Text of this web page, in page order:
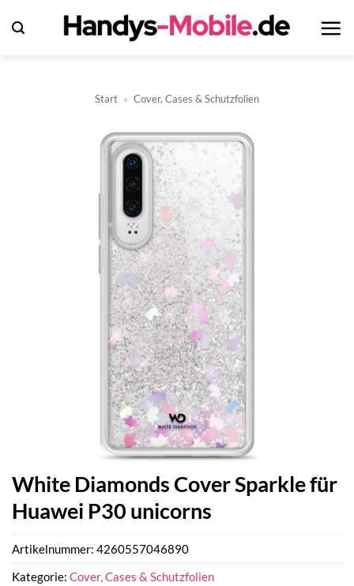
Inhalt
Start » Cover, Cases & Schutzfolien
White Diamonds Cover Sparkle für
Huawei P30 unicorns
Artikelnummer: 4260557046890
Kategorie: Cover, Cases & Schutzfolien